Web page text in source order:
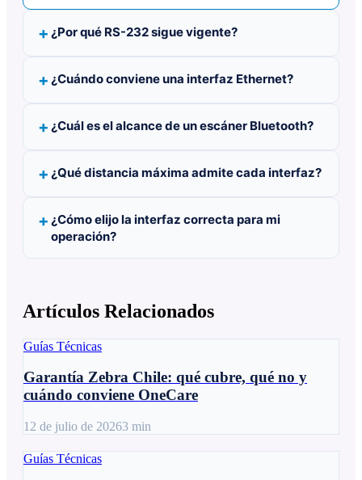
¿Por qué RS-232 sigue vigente?
¿Cuándo conviene una interfaz Ethernet?
¿Cuál es el alcance de un escáner Bluetooth?
¿Qué distancia máxima admite cada interfaz?
¿Cómo elijo la interfaz correcta para mi
operación?
Artículos Relacionados
Guías Técnicas
Garantía Zebra Chile: qué cubre, qué no y
cuándo conviene OneCare
12 de julio de 20263 min
Guías Técnicas